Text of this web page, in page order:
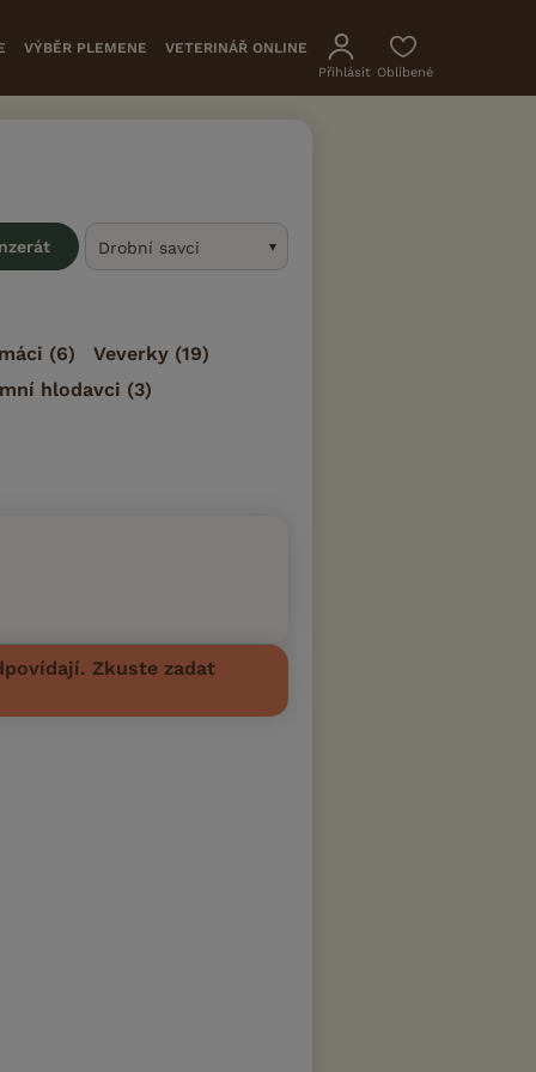
VÝBĚR PLEMENE VETERINÁŘ ONLINE
Přihlásit Oblíbené
Drobní savci
(6) Veverky (19)
hlodavci (3)
Zkuste zadat